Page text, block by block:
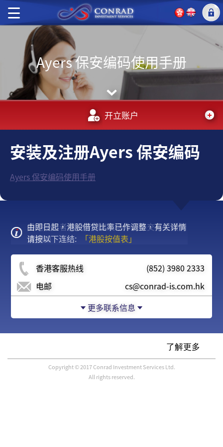
Ayers 保安编码使用手册
开立账户
安装及注册Ayers 保安编码
Ayers 保安编码使用手册
美股交易冬令时间调整通知
由即日起，港股借贷比率已作调整，有关详情
请按以下连结:
「港股按值表」
香港投资者标识符制度及场外证券交易汇报制
度通知
香港客服热线
(852) 3980 2333
电邮
cs@conrad-is.com.hk
更多联系信息
Copyright © 2017 Conrad Investment Services Ltd.
All rights reserved.